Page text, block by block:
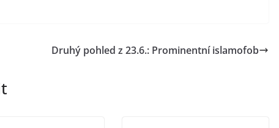
Druhý pohled z 23.6.: Prominentní islamofob